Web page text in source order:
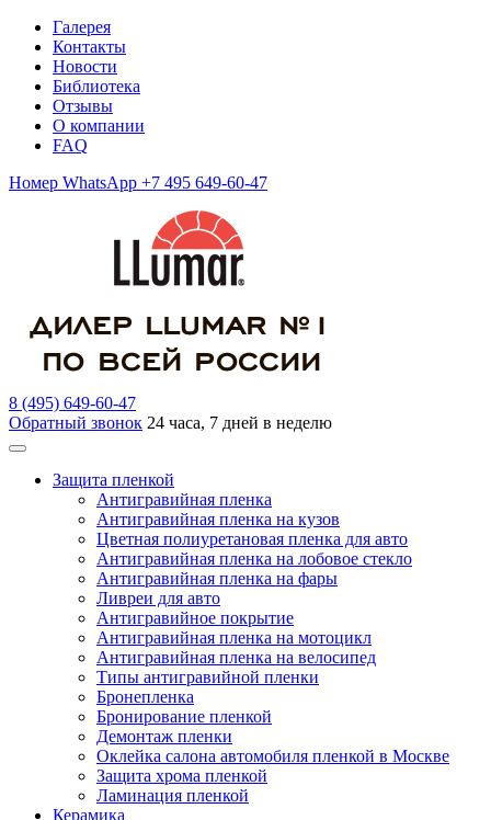
Галерея
Контакты
Новости
Библиотека
Отзывы
О компании
FAQ
Номер WhatsApp +7 495 649-60-47
8 (495) 649-60-47
Обратный звонок 24 часа, 7 дней в неделю
Защита пленкой
Антигравийная пленка
Антигравийная пленка на кузов
Цветная полиуретановая пленка для авто
Антигравийная пленка на лобовое стекло
Антигравийная пленка на фары
Ливреи для авто
Антигравийное покрытие
Антигравийная пленка на мотоцикл
Антигравийная пленка на велосипед
Типы антигравийной пленки
Бронепленка
Бронирование пленкой
Демонтаж пленки
Оклейка салона автомобиля пленкой в Москве
Защита хрома пленкой
Ламинация пленкой
Керамика